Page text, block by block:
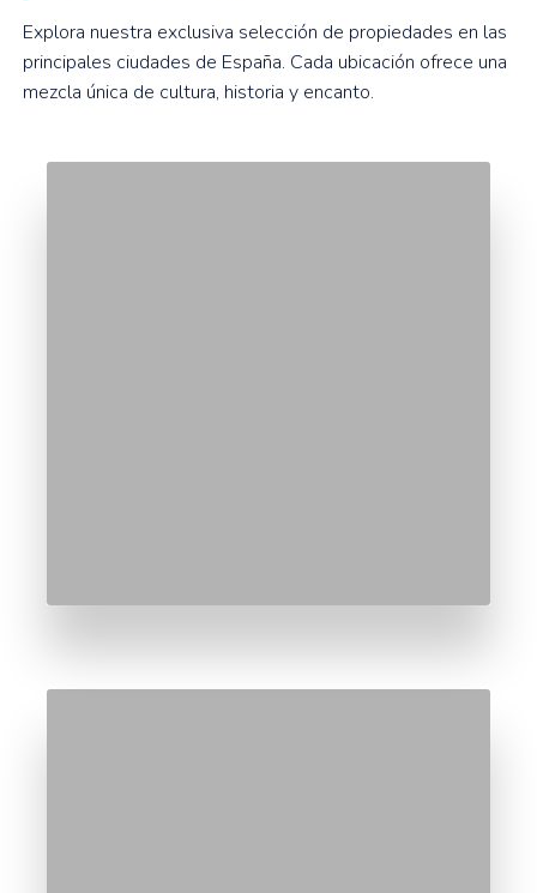
Explora nuestra exclusiva selección de propiedades en las
principales ciudades de España. Cada ubicación ofrece una
mezcla única de cultura, historia y encanto.